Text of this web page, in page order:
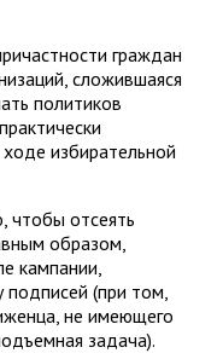
граждан
сложившаяся
политиков
избирательной
чтобы отсеять
образом,
кампании,
подписей (при том,
не имеющего
задача).